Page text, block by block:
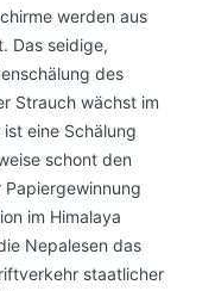
werden aus
Das seidige,
des
Strauch wächst im
eine Schälung
schont den
im Himalaya
Nepalesen das
staatlicher